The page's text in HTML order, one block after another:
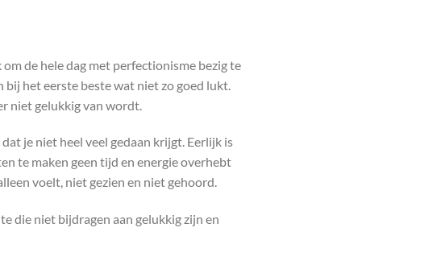
de hele dag met perfectionisme bezig te
het eerste beste wat niet zo goed lukt.
niet gelukkig van wordt.
je niet heel veel gedaan krijgt. Eerlijk is
te maken geen tijd en energie overhebt
voelt, niet gezien en niet gehoord.
die niet bijdragen aan gelukkig zijn en